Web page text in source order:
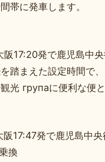
帯に発車します。
17:20発で鹿児島中
踏まえた設定時間で、
光 групаに便利な便
17:47発で鹿児島中
換